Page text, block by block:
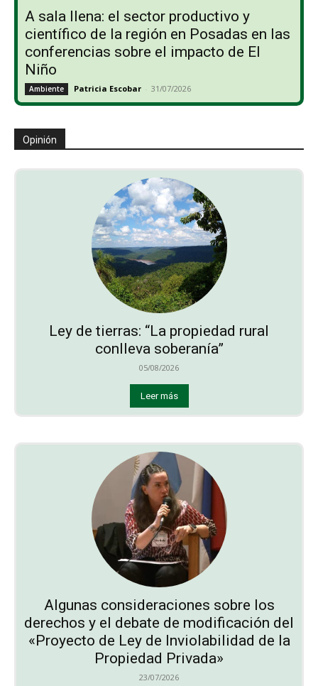
A sala llena: el sector productivo y
científico de la región en Posadas en las
conferencias sobre el impacto de El
Niño
Ambiente Patricia Escobar - 31/07/2026
Opinión
Ley de tierras: “La propiedad rural
conlleva soberanía”
05/08/2026
Leer más
Algunas consideraciones sobre los
derechos y el debate de modificación del
«Proyecto de Ley de Inviolabilidad de la
Propiedad Privada»
23/07/2026